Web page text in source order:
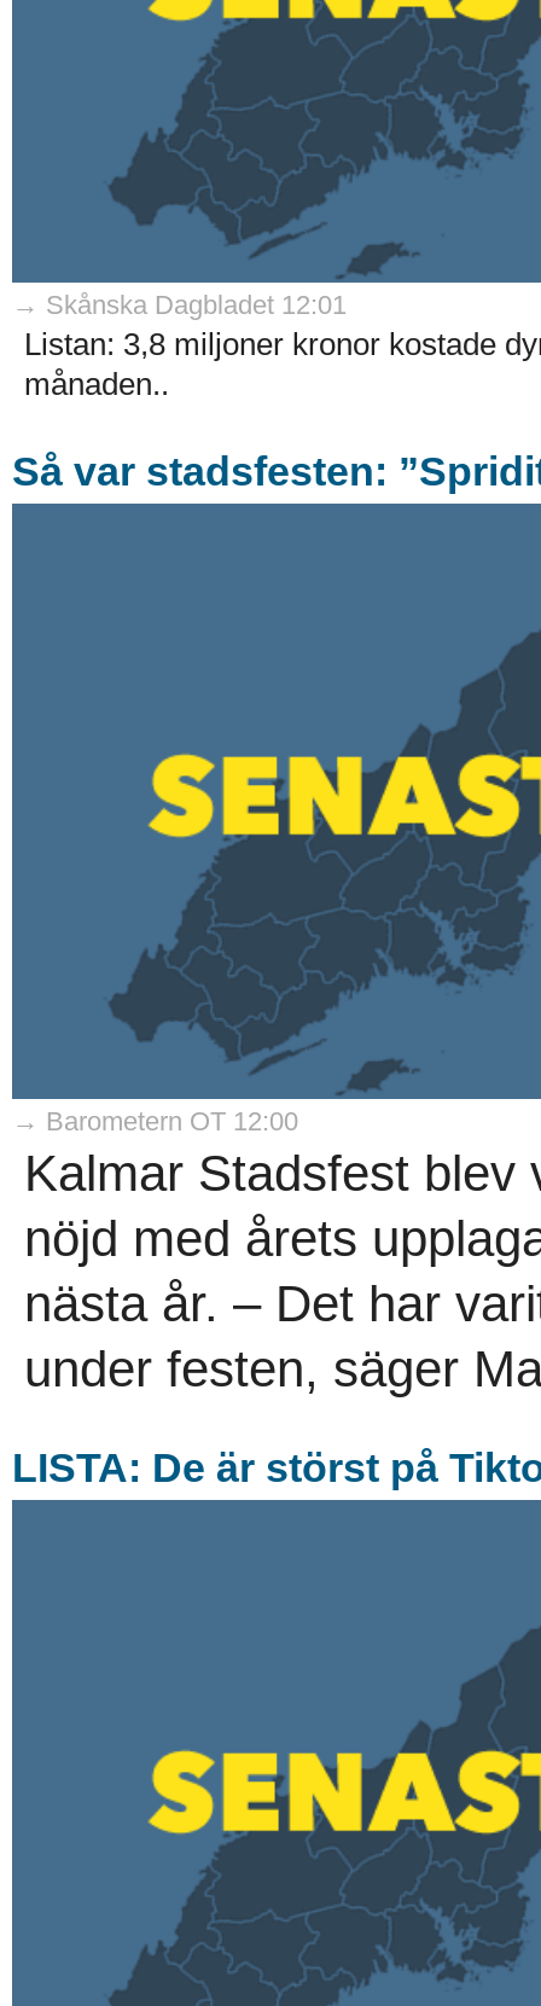
→ Skånska Dagbladet 12:01
Listan: 3,8 miljoner kronor kostade
månaden..
Så var stadsfesten:
→ Barometern OT 12:00
Kalmar Stadsfest blev
nöjd med årets
nästa år. – Det har
under festen, säger
LISTA: De är störst på